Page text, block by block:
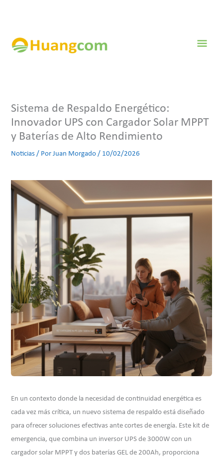
Sistema de Respaldo Energético:
Innovador UPS con Cargador Solar MPPT
y Baterías de Alto Rendimiento
Noticias / PorJuan Morgado/ 10/02/2026
En un contexto donde la necesidad de continuidad energética es
cada vez más crítica, un nuevo sistema de respaldo está diseñado
para ofrecer soluciones efectivas ante cortes de energía. Este kit de
emergencia, que combina un inversor UPS de 3000W con un
cargador solar MPPT y dos baterías GEL de 200Ah, proporciona